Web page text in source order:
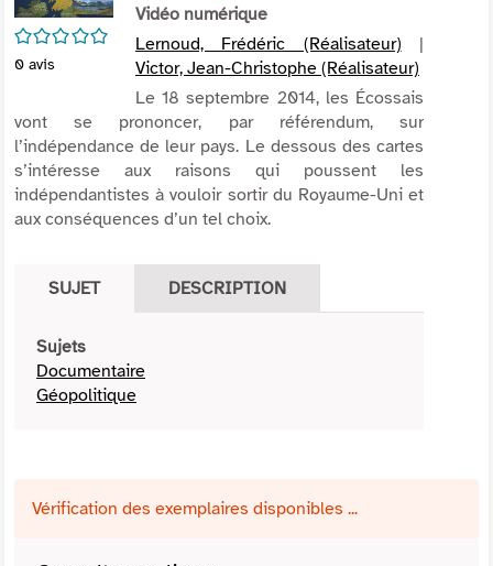
/5
0 avis
Vidéo numérique
Lernoud, Frédéric (Réalisateur) |
Victor, Jean-Christophe (Réalisateur)
Le 18 septembre 2014, les Écossais
vont se prononcer, par référendum, sur
l’indépendance de leur pays. Le dessous des cartes
s’intéresse aux raisons qui poussent les
indépendantistes à vouloir sortir du Royaume-Uni et
aux conséquences d’un tel choix.
SUJET DESCRIPTION
Sujets
Documentaire
Géopolitique
Vérification des exemplaires disponibles ...